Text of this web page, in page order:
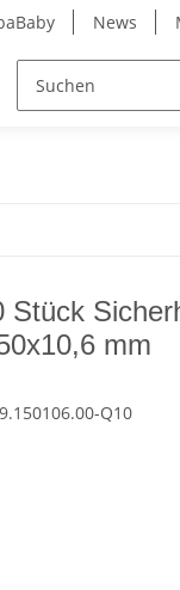
News
Stück
mm
Q10